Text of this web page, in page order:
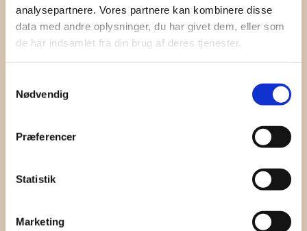
analysepartnere. Vores partnere kan kombinere disse
data med andre oplysninger, du har givet dem, eller som
de har indsamlet fra din brug af deres tjenester.
Nødvendig
Præferencer
Statistik
Marketing